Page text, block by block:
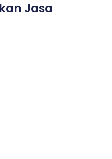
Jasa